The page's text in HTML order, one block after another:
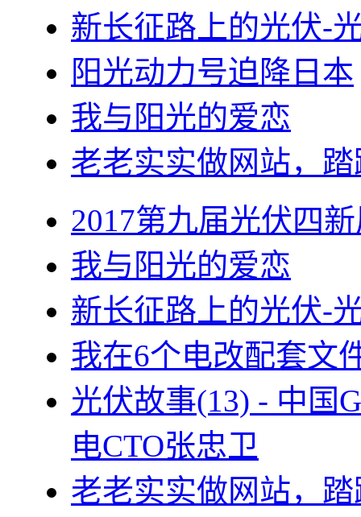
新长征路上的光伏-
阳光动力号迫降日本
我与阳光的爱恋
老老实实做网站，
2017第九届光伏四
我与阳光的爱恋
新长征路上的光伏-
我在6个电改配套文
光伏故事(13) - 中国
电CTO张忠卫
老老实实做网站，